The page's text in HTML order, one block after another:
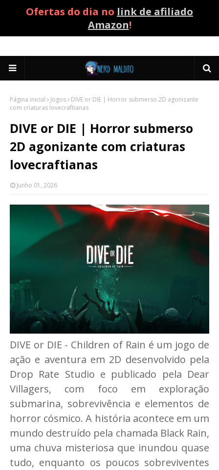
Ofertas do dia no link de afiliado
Amazon!
Página inicial Jogos
DIVE or DIE | Horror submerso 2D agonizante
com criaturas lovecraftianas
DIVE or DIE | Horror submerso
2D agonizante com criaturas
lovecraftianas
Junho 01, 2026
DIVE or DIE - Children of Rain é um jogo de
ação e aventura em 2D desenvolvido pela
Drop Rate Studio e publicado pela Dear
Villagers, com foco em exploração
submarina, sobrevivência e elementos de
horror cósmico. A história acontece em um
mundo destruído pela chamada Black Rain,
uma chuva misteriosa que inundou quase
tudo, enquanto os poucos sobreviventes